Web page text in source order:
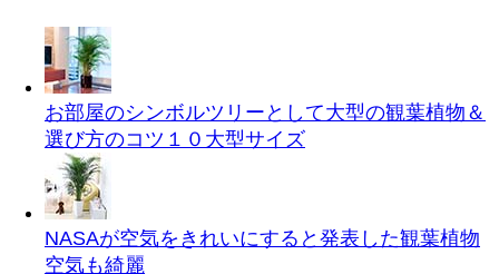
お部屋のシンボルツリーとして大型の観葉植物＆
選び方のコツ１０ 大型サイズ
NASAが空気をきれいにすると発表した観葉植物
空気も綺麗